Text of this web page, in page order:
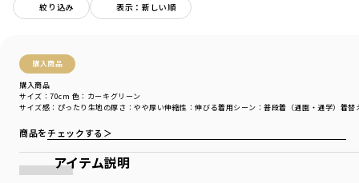
絞り込み 表示：新しい順
購入商品
購入商品
サイズ感 ：ぴったり 生地の厚さ ：やや厚い伸縮性 ：伸びる着用シーン ：普段着（通園・通学） 着替
サイズ：70cm 色：カーキグリーン
商品をチェックする＞
アイテム説明